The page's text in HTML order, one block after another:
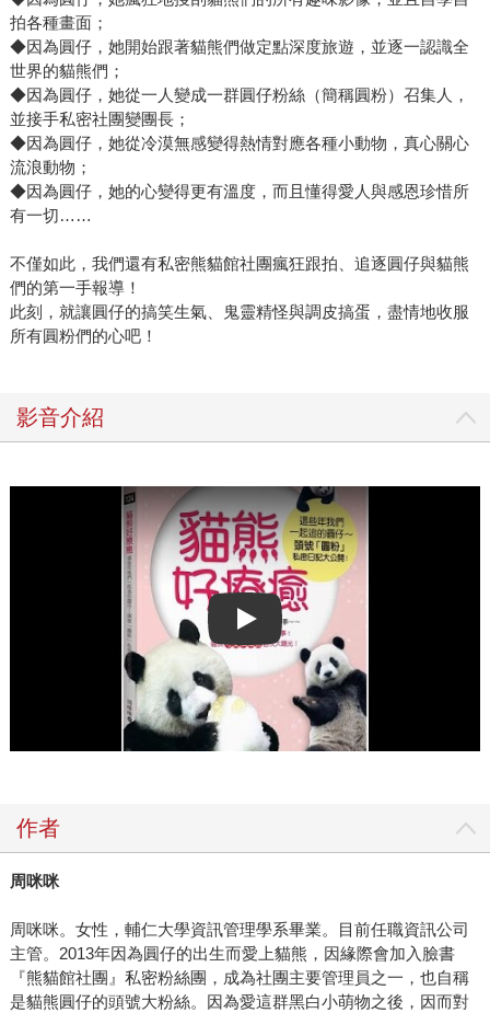
拍各種畫面；
◆因為圓仔，她開始跟著貓熊們做定點深度旅遊，並逐一認識全
世界的貓熊們；
◆因為圓仔，她從一人變成一群圓仔粉絲（簡稱圓粉）召集人，
並接手私密社團變團長；
◆因為圓仔，她從冷漠無感變得熱情對應各種小動物，真心關心
流浪動物；
◆因為圓仔，她的心變得更有溫度，而且懂得愛人與感恩珍惜所
有一切……
不僅如此，我們還有私密熊貓館社團瘋狂跟拍、追逐圓仔與貓熊
們的第一手報導！
此刻，就讓圓仔的搞笑生氣、鬼靈精怪與調皮搞蛋，盡情地收服
所有圓粉們的心吧！
影音介紹
Play video
作者
周咪咪
周咪咪。女性，輔仁大學資訊管理學系畢業。目前任職資訊公司
主管。2013年因為圓仔的出生而愛上貓熊，因緣際會加入臉書
『熊貓館社團』私密粉絲團，成為社團主要管理員之一，也自稱
是貓熊圓仔的頭號大粉絲。因為愛這群黑白小萌物之後，因而對